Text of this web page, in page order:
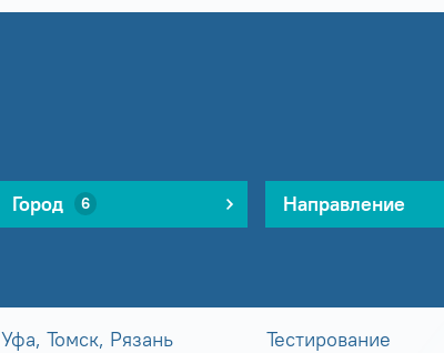
Город 6 Направление
Уфа, Томск, Рязань Тестирование